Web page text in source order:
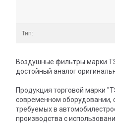
Тип:
Воздушные фильтры марки
достойный аналог
Продукция торговой марки
современном оборудовании,
требуемых в
производства с